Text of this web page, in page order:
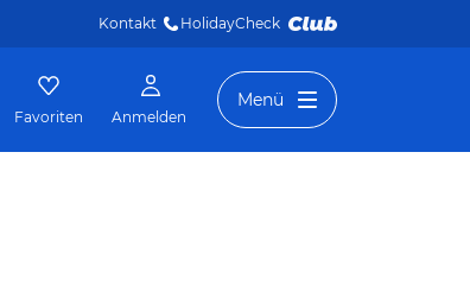
Kontakt HolidayCheck
Favoriten Anmelden
Menü